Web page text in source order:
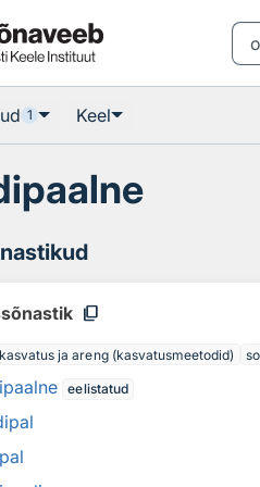
1 Keel
content_copy
kasvatus ja areng (kasvatusmeetodid)
eelistatud